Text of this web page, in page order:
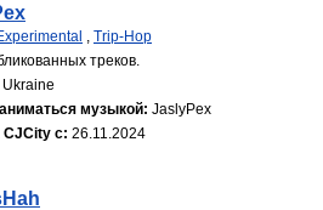
, Trip-Hop
треков.
Ukraine
музыкой: JaslyPex
CJCity с: 26.11.2024